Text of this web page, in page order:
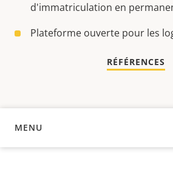
d'immatriculation en
Plateforme ouverte pour les
RÉFÉRENCES
MENU
APERÇU